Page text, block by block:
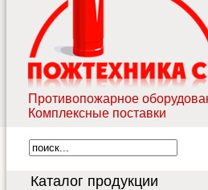
Противопожарное
Комплексные поставки
Каталог продукции